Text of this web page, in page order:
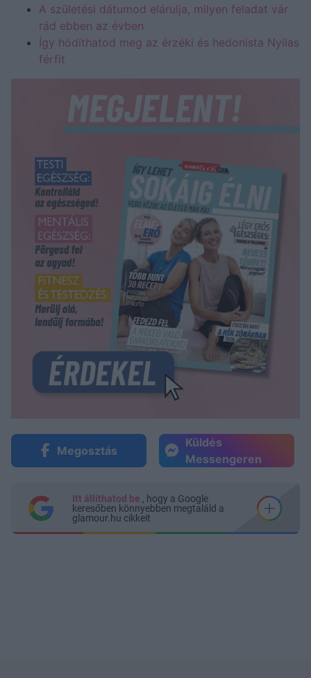
A születési dátumod elárulja, milyen feladat vár
rád ebben az évben
Így hódíthatod meg az érzéki és hedonista Nyilas
férfit
Megosztás
Küldés
Messengeren
Itt állíthatod be , hogy a Google
keresőben könnyebben megtaláld a
glamour.hu cikkeit